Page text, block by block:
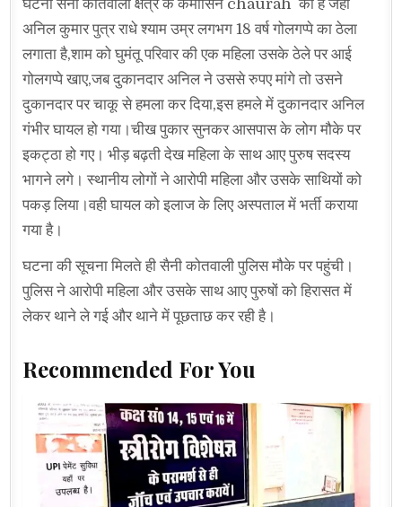
घटना सैनी कोतवाली क्षेत्र के कमासिन chaurah की है जहा
अनिल कुमार पुत्र राधे श्याम उम्र लगभग 18 वर्ष गोलगप्पे का ठेला
लगाता है,शाम को घुमंतू परिवार की एक महिला उसके ठेले पर आई
गोलगप्पे खाए,जब दुकानदार अनिल ने उससे रुपए मांगे तो उसने
दुकानदार पर चाकू से हमला कर दिया,इस हमले में दुकानदार अनिल
गंभीर घायल हो गया।चीख पुकार सुनकर आसपास के लोग मौके पर
इकट्ठा हो गए। भीड़ बढ़ती देख महिला के साथ आए पुरुष सदस्य
भागने लगे। स्थानीय लोगों ने आरोपी महिला और उसके साथियों को
पकड़ लिया।वही घायल को इलाज के लिए अस्पताल में भर्ती कराया
गया है।
घटना की सूचना मिलते ही सैनी कोतवाली पुलिस मौके पर पहुंची।
पुलिस ने आरोपी महिला और उसके साथ आए पुरुषों को हिरासत में
लेकर थाने ले गई और थाने में पूछताछ कर रही है।
Recommended For You